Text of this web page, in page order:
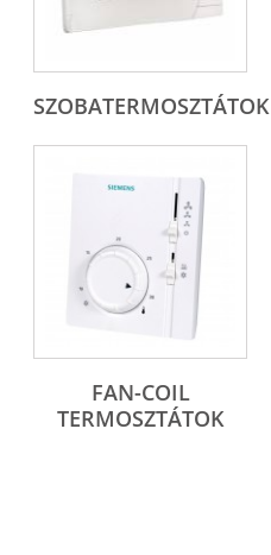
SZOBATERMOSZTÁTOK
FAN-COIL
TERMOSZTÁTOK